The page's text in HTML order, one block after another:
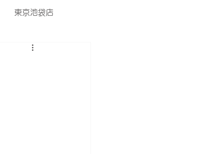
東京池袋店